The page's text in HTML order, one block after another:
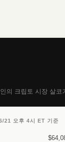
의 크립토 시장 살
21 오후 4시 ET 기준